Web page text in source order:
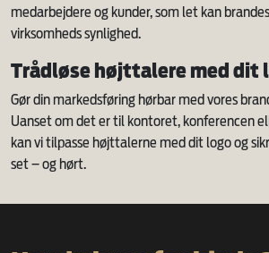
medarbejdere og kunder, som let kan
virksomheds synlighed.
Trådløse højttalere med dit
Gør din markedsføring hørbar med vores
Uanset om det er til kontoret, konferencen
kan vi tilpasse højttalerne med dit logo og
set – og hørt.